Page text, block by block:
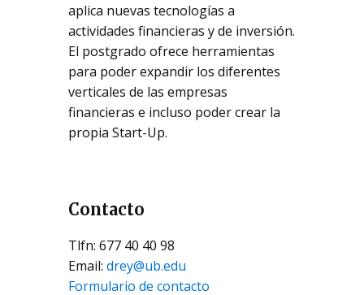
aplica nuevas tecnologías a
actividades financieras y de inversión.
El postgrado ofrece herramientas
para poder expandir los diferentes
verticales de las empresas
financieras e incluso poder crear la
propia Start-Up.
Contacto
Tlfn: 677 40 40 98
Email: drey@ub.edu
Formulario de contacto